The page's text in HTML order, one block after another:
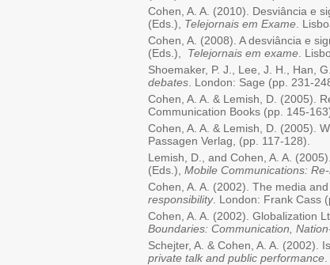
Cohen, A. A. (2010). Desviância e
(Eds.), Telejornais em Exame .
Cohen, A. (2008). A desviância e
(Eds.), Telejornais em exame .
Shoemaker, P. J., Lee, J. H., Han,
debates . London: Sage (pp. 231-
Cohen, A. A. & Lemish, D. (2005).
Communication Books (pp. 145-
Cohen, A. A. & Lemish, D. (2005).
Passagen Verlag, (pp. 117-128).
Lemish, D., and Cohen, A. A.
(Eds.), Mobile Communications:
Cohen, A. A. (2002). The media
responsibility. London: Frank Cass
Cohen, A. A. (2002). Globalization
Boundaries: Communication,
Schejter, A. & Cohen, A. A. (2002).
private talk and public performance